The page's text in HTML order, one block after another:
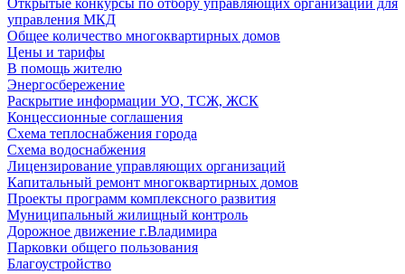
Открытые конкурсы по отбору управляющих организаций для
управления МКД
Общее количество многоквартирных домов
Цены и тарифы
В помощь жителю
Энергосбережение
Раскрытие информации УО, ТСЖ, ЖСК
Концессионные соглашения
Схема теплоснабжения города
Схема водоснабжения
Лицензирование управляющих организаций
Капитальный ремонт многоквартирных домов
Проекты программ комплексного развития
Муниципальный жилищный контроль
Дорожное движение г.Владимира
Парковки общего пользования
Благоустройство